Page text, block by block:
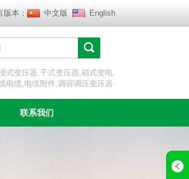
版本： 中文版 English
式变压器,干式变压器,箱式变电
电缆,电缆附件,调容调压变压器
联系我们